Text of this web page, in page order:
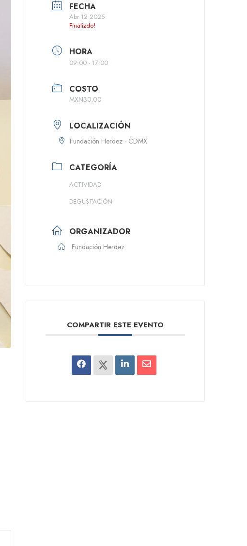
FECHA
Abr 12 2025
Finalizdo!
HORA
09:00 - 17:00
COSTO
MXN30.00
LOCALIZACIÓN
Fundación Herdez - CDMX
CATEGORÍA
ACTIVIDAD
DEGUSTACIÓN
ORGANIZADOR
Fundación Herdez
COMPARTIR ESTE EVENTO